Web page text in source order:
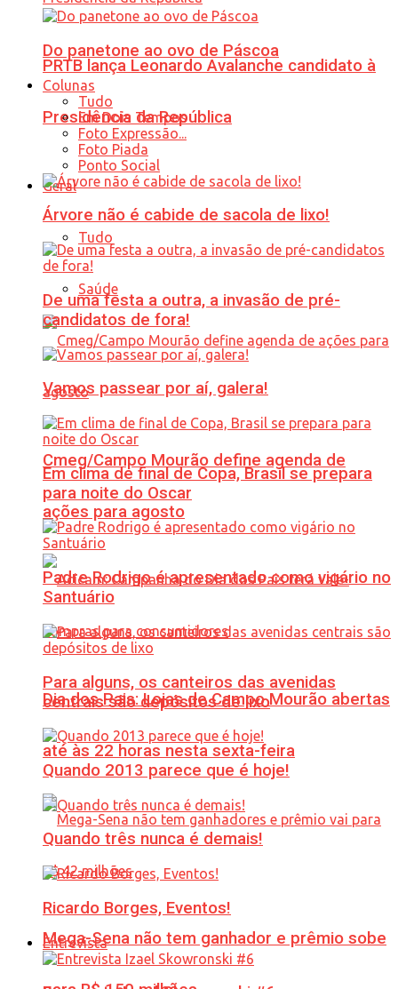
PRTB lança Leonardo Avalanche candidato à
Presidência da República
Geral
Tudo
Saúde
Cmeg/Campo Mourão define agenda de
ações para agosto
Dia dos Pais: Lojas de Campo Mourão abertas
até às 22 horas nesta sexta-feira
Mega-Sena não tem ganhador e prêmio sobe
Do panetone ao ovo de Páscoa
Colunas
Tudo
Em Dois Tempos
Foto Expressão...
Foto Piada
Ponto Social
Árvore não é cabide de sacola de lixo!
De uma festa a outra, a invasão de pré-
candidatos de fora!
Vamos passear por aí, galera!
Em clima de final de Copa, Brasil se prepara
para noite do Oscar
Padre Rodrigo é apresentado como vigário no
Santuário
Para alguns, os canteiros das avenidas
centrais são depósitos de lixo
Quando 2013 parece que é hoje!
Quando três nunca é demais!
Ricardo Borges, Eventos!
Entrevista